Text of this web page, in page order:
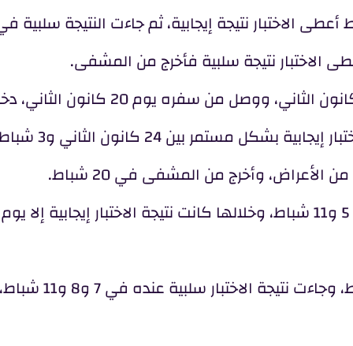
الحالة الثالثة: عانى من أعراض تنفسية منذ 14 كانون الثاني، ووصل من سفره يوم 20
المشفى يوم 23 كانون الثاني وجاءت نتيجة
الأعراض، وأخرج من المشفى في 20 شباط.
الحالة السادسة: شفي من الأعراض في